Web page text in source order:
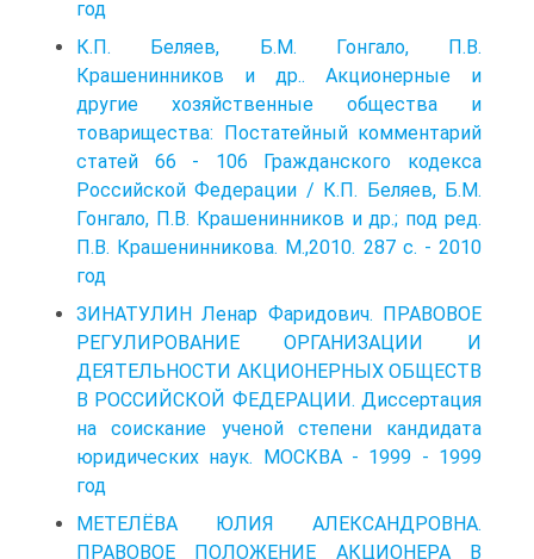
год
К.П. Беляев, Б.М. Гонгало, П.В.
Крашенинников и др.. Акционерные и
другие хозяйственные общества и
товарищества: Постатейный комментарий
статей 66 - 106 Гражданского кодекса
Российской Федерации / К.П. Беляев, Б.М.
Гонгало, П.В. Крашенинников и др.; под ред.
П.В. Крашенинникова. М.,2010. 287 с. - 2010
год
ЗИНАТУЛИН Ленар Фаридович. ПРАВОВОЕ
РЕГУЛИРОВАНИЕ ОРГАНИЗАЦИИ И
ДЕЯТЕЛЬНОСТИ АКЦИОНЕРНЫХ ОБЩЕСТВ
В РОССИЙСКОЙ ФЕДЕРАЦИИ. Диссертация
на соискание ученой степени кандидата
юридических наук. МОСКВА - 1999 - 1999
год
МЕТЕЛЁВА ЮЛИЯ АЛЕКСАНДРОВНА.
ПРАВОВОЕ ПОЛОЖЕНИЕ АКЦИОНЕРА В